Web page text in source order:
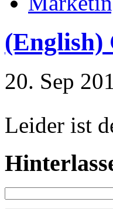
(English)
20. Sep
Leider ist